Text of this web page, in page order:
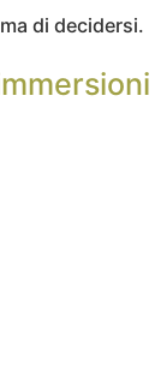
di decidersi.